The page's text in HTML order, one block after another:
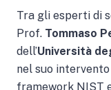
Tra gli esperti di
Prof. Tommaso
dell’Università
nel suo
framework NIST